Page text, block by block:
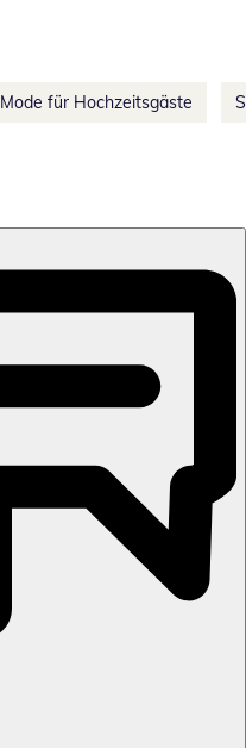
Mode für Hochzeitsgäste